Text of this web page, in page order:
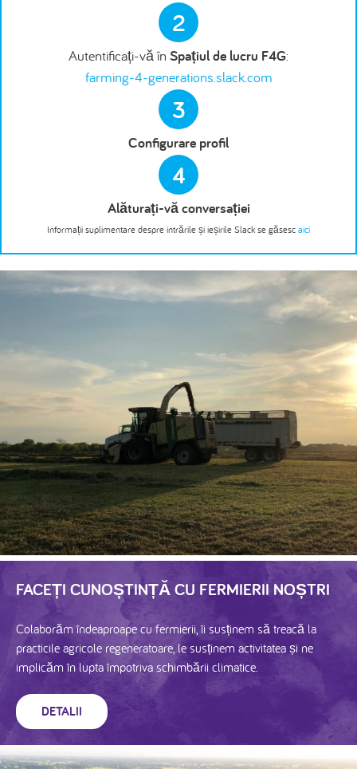
2
Autentificați-vă în Spațiul de lucru F4G:
farming-4-generations.slack.com
3
Configurare profil
4
Alăturați-vă conversației
Informații suplimentare despre intrările și ieșirile Slack se găsesc aici
FACEȚI CUNOȘTINȚĂ CU FERMIERII NOȘTRI
Colaborăm îndeaproape cu fermierii, îi susținem să treacă la
practicile agricole regeneratoare, le susținem activitatea și ne
implicăm în lupta împotriva schimbării climatice.
DETALII